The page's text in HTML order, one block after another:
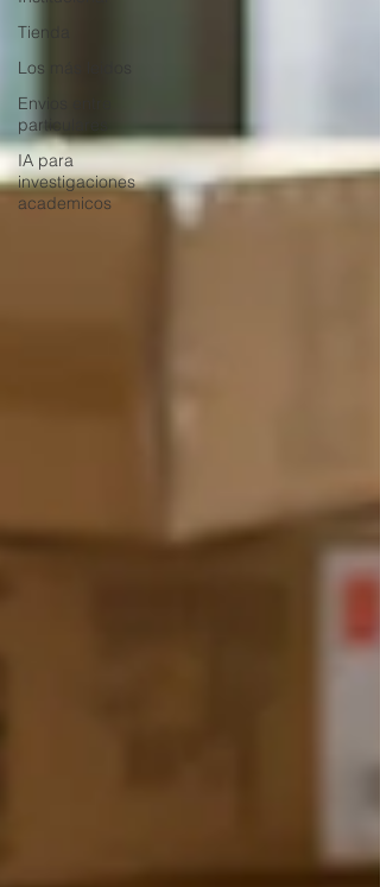
Tienda
Los más leidos
Envios entre
particulares
IA para
investigaciones
academicos